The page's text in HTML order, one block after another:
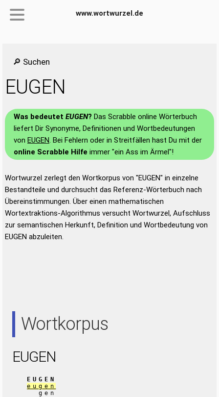
www.wortwurzel.de
🔎 Suchen
EUGEN
Was bedeutet EUGEN? Das Scrabble online Wörterbuch
liefert Dir Synonyme, Definitionen und Wortbedeutungen
von EUGEN. Bei Fehlern oder in Streitfällen hast Du mit der
online Scrabble Hilfe immer "ein Ass im Ärmel"!
Wortwurzel zerlegt den Wortkorpus von "EUGEN" in einzelne
Bestandteile und durchsucht das Referenz-Wörterbuch nach
Übereinstimmungen. Über einen mathematischen
Wortextraktions-Algorithmus versucht Wortwurzel, Aufschluss
zur semantischen Herkunft, Definition und Wortbedeutung von
EUGEN abzuleiten.
Wortkorpus
EUGEN
EUGEN
eugen
gen